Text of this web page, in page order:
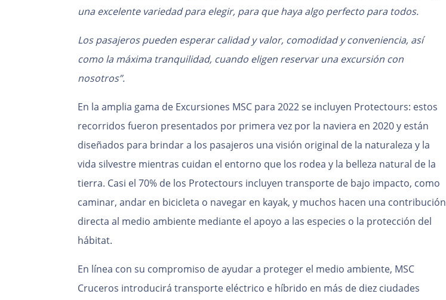
una excelente variedad para elegir, para que haya algo perfecto para todos.
Los pasajeros pueden esperar calidad y valor, comodidad y conveniencia, así
como la máxima tranquilidad, cuando eligen reservar una excursión con
nosotros”.
En la amplia gama de Excursiones MSC para 2022 se incluyen Protectours: estos
recorridos fueron presentados por primera vez por la naviera en 2020 y están
diseñados para brindar a los pasajeros una visión original de la naturaleza y la
vida silvestre mientras cuidan el entorno que los rodea y la belleza natural de la
tierra. Casi el 70% de los Protectours incluyen transporte de bajo impacto, como
caminar, andar en bicicleta o navegar en kayak, y muchos hacen una contribución
directa al medio ambiente mediante el apoyo a las especies o la protección del
hábitat.
En línea con su compromiso de ayudar a proteger el medio ambiente, MSC
Cruceros introducirá transporte eléctrico e híbrido en más de diez ciudades